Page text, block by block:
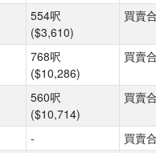
554呎
($3,610)
買賣
768呎
($10,286)
買賣
560呎
($10,714)
買賣
-
買賣